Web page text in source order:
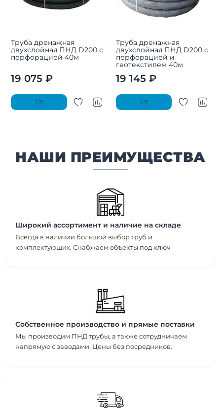
Труба дренажная
двухслойная ПНД D200 с
перфорацией 40м
19 075 ₽
Труба дренажная
двухслойная ПНД D200 с
перфорацией и
геотекстилем 40м
19 145 ₽
НАШИ ПРЕИМУЩЕСТВА
Широкий ассортимент и наличие на складе
Всегда в наличии большой выбор труб и
комплектующих. Снабжаем объекты под ключ
Собственное производство и прямые поставки
Мы производим ПНД трубы, а также сотрудничаем
напрямую с заводами. Цены без посредников.